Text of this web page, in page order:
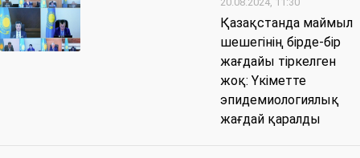
Қазақстанда маймыл
шешегінің бірде-бір
жағдайы тіркелген
жоқ: Үкіметте
эпидемиологиялық
жағдай қаралды